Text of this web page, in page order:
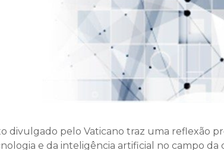
divulgado pelo Vaticano traz uma reflexão
e da inteligência artificial no campo da